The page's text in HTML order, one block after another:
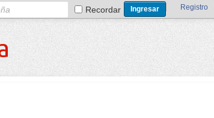
Recordar Registro